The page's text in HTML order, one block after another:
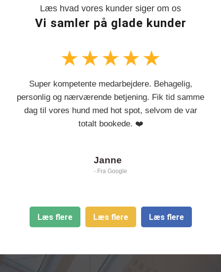
Læs hvad vores kunder siger om os
Vi samler på glade kunder
Super kompetente medarbejdere. Behagelig,
personlig og nærværende betjening. Fik tid samme
dag til vores hund med hot spot, selvom de var
totalt bookede. ❤️
Janne
- Fra Google
Læs flere Læs flere Læs flere